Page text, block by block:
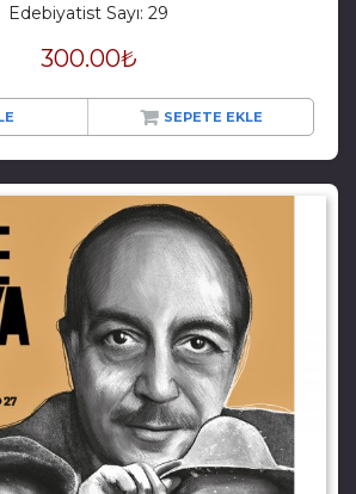
Edebiyatist Sayı: 29
300.00₺
SEPETE EKLE